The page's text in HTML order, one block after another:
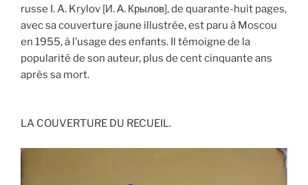
russe I. A. Krylov [И. А. Крылов], de quarante-huit pages,
avec sa couverture jaune illustrée, est paru à Moscou
en 1955, à l’usage des enfants. Il témoigne de la
popularité de son auteur, plus de cent cinquante ans
après sa mort.
LA COUVERTURE DU RECUEIL.